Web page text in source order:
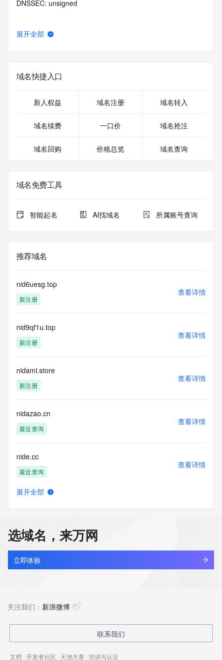
DNSSEC: unsigned
展开全部
域名快捷入口
新人权益 域名注册 域名转入
域名续费 一口价 域名抢注
域名回购 价格总览 域名查询
域名免费工具
智能起名 AI找域名 所属账号查询
推荐域名
nid6uesg.top
新注册
查看详情
nid9qf1u.top
新注册
查看详情
nidami.store
新注册
查看详情
nidazao.cn
最近查询
查看详情
nide.cc
最近查询
查看详情
nidec-kds.com
最近查询
查看详情
最近查询
展开全部
选域名，来万网
立即体验
关注我们： 新浪微博
联系我们
文档 | 开发者社区 | 天池大赛 | 培训与认证